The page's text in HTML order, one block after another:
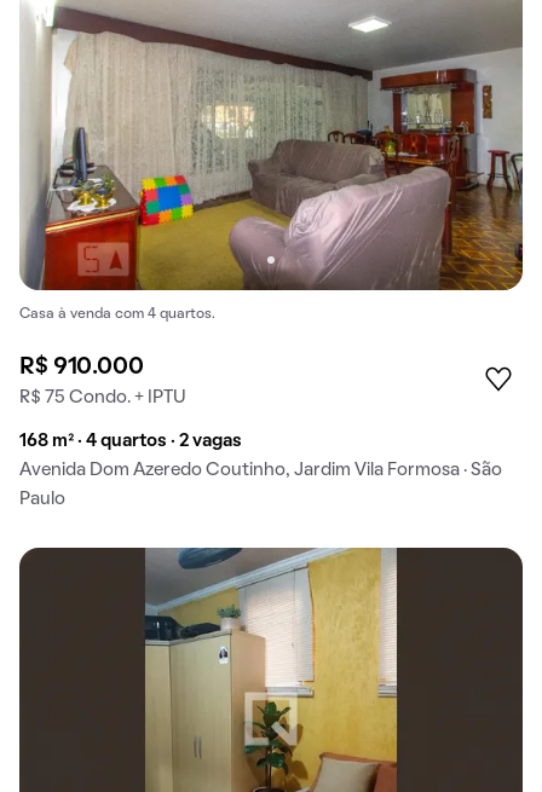
Casa à venda com 4 quartos.
R$ 910.000
R$ 75 Condo. + IPTU
168 m² · 4 quartos · 2 vagas
Avenida Dom Azeredo Coutinho, Jardim Vila Formosa · São
Paulo